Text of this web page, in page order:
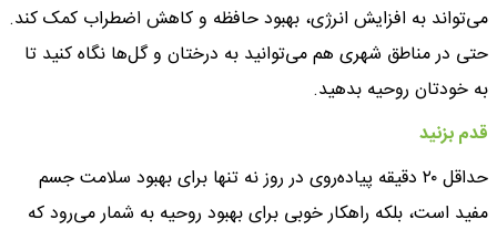
می‌تواند به افزایش انرژی، بهبود حافظه و کاهش اضطراب کمک کند.
حتی در مناطق شهری هم می‌توانید به درختان و گل‌ها نگاه کنید تا
به خودتان روحیه بدهید.
قدم بزنید
حداقل ۲۰ دقیقه پیاده‌روی در روز نه تنها برای بهبود سلامت جسم
مفید است، بلکه راهکار خوبی برای بهبود روحیه به شمار می‌رود که